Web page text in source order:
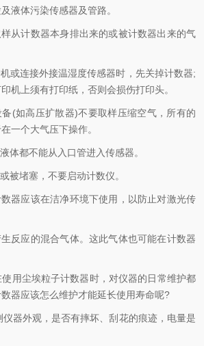
液体污染传感器及管路。
计数器本身排出来的或被计数器出来的气
连接外接温湿度传感器时，先关掉计数器;
机上须有打印纸，否则会损伤打印头。
如高压扩散器)不要取样压缩空气，所有的
一个大气压下操作。
都不能从入口管进入传感器。
堵塞，不要启动计数仪。
应该在洁净环境下使用，以防止对激光传
应的混合气体。这此气体也可能在计数器
尘埃粒子计数器时，对仪器的日常维护都
器应该怎么维护才能延长使用寿命呢?
外观，是否有摔坏、刮花的痕迹，电量是